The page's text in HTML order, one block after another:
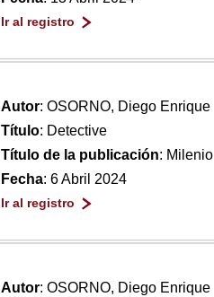
Ir al registro
Autor: OSORNO, Diego Enrique
Título: Detective
Título de la publicación: Milenio
Fecha: 6 Abril 2024
Ir al registro
Autor: OSORNO, Diego Enrique